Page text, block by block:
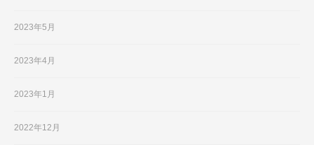
2023年5月
2023年4月
2023年1月
2022年12月